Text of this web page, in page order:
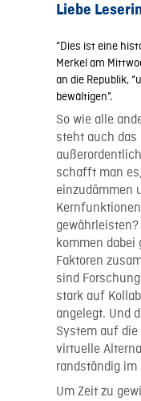
Liebe
“Dies ist eine
Merkel am
an die Republik,
bewältigen”.
So wie alle
steht auch
schafft man
einzudämmen
kommen dabei
Faktoren
sind
stark auf
angelegt. Und
System auf die
virtuelle
randständig im
Um Zeit zu